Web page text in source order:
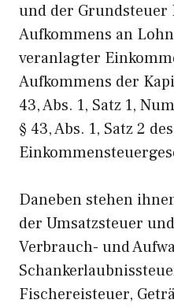
und der Grundsteuer
Aufkommens an
veranlagter
Aufkommens der
43, Abs. 1, Satz 1,
§ 43, Abs. 1, Satz 2 des
Daneben stehen
der Umsatzsteuer
Verbrauch- und
Fischereisteuer,